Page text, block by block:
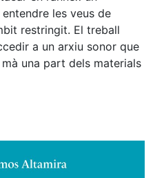
les veus de
restringit. El treball
a un arxiu sonor que
una part dels materials